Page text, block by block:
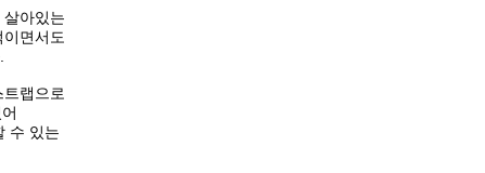
아있는
이면서도
랩으로
수 있는